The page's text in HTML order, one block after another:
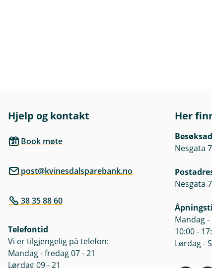
Hjelp og kontakt
Book møte
post@kvinesdalsparebank.no
38 35 88 60
Telefontid
Vi er tilgjengelig på telefon:
Mandag - fredag 07 - 21
Lørdag 09 - 21
Her
Nesgata
Nesgata
Mandag -
10:00 -
Lørdag -